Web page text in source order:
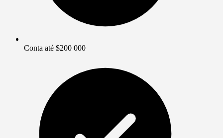
Conta até $200 000